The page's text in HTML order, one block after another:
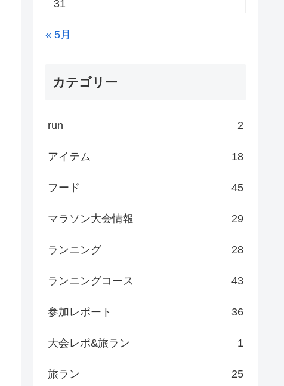
31
« 5月
カテゴリー
run 2
アイテム 18
フード 45
マラソン大会情報 29
ランニング 28
ランニングコース 43
参加レポート 36
大会レポ&旅ラン 1
旅ラン 25